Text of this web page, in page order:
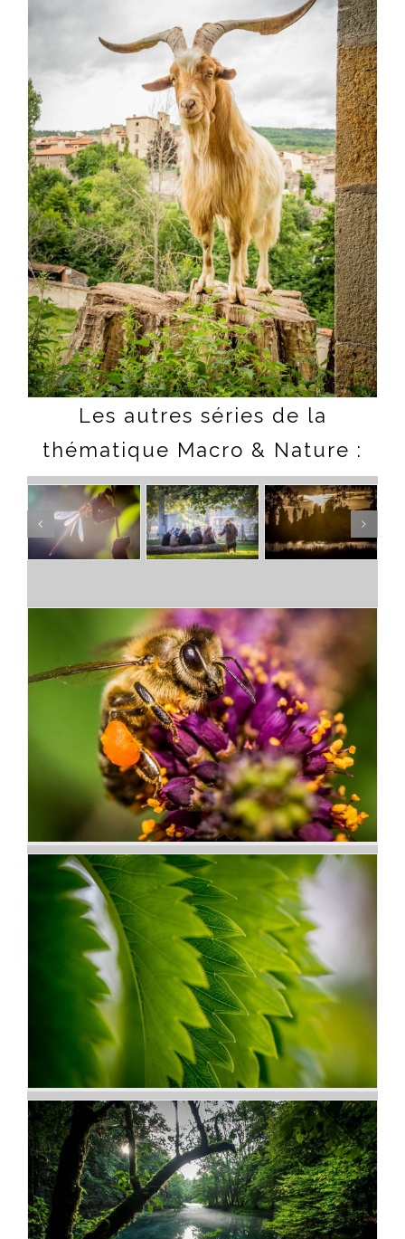
Les autres séries de la
thématique Macro & Nature :
Macro Cosmos
Textures naturelles
Paysages